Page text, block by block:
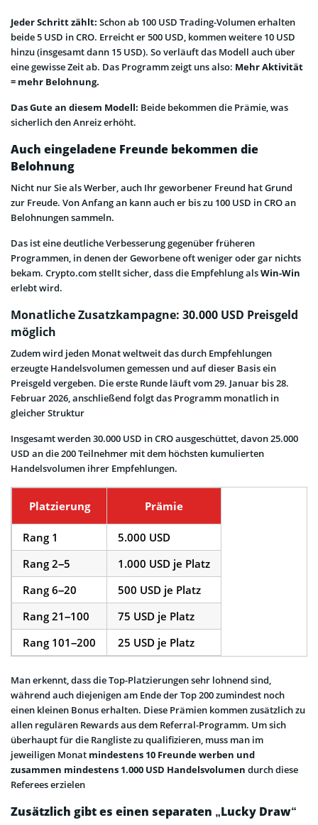
Jeder Schritt zählt: Schon ab 100 USD Trading-Volumen erhalten
beide 5 USD in CRO. Erreicht er 500 USD, kommen weitere 10 USD
hinzu (insgesamt dann 15 USD). So verläuft das Modell auch über
eine gewisse Zeit ab. Das Programm zeigt uns also: Mehr Aktivität
= mehr Belohnung.
Das Gute an diesem Modell: Beide bekommen die Prämie, was
sicherlich den Anreiz erhöht.
Auch eingeladene Freunde bekommen die
Belohnung
Nicht nur Sie als Werber, auch Ihr geworbener Freund hat Grund
zur Freude. Von Anfang an kann auch er bis zu 100 USD in CRO an
Belohnungen sammeln.
Das ist eine deutliche Verbesserung gegenüber früheren
Programmen, in denen der Geworbene oft weniger oder gar nichts
bekam. Crypto.com stellt sicher, dass die Empfehlung alsWin-Win
erlebt wird.
Monatliche Zusatzkampagne: 30.000 USD Preisgeld
möglich
Zudem wird jeden Monat weltweit das durch Empfehlungen
erzeugte Handelsvolumen gemessen und auf dieser Basis ein
Preisgeld vergeben. Die erste Runde läuft vom 29. Januar bis 28.
Februar 2026, anschließend folgt das Programm monatlich in
gleicher Struktur
Insgesamt werden 30.000 USD in CRO ausgeschüttet, davon 25.000
USD an die 200 Teilnehmer mit dem höchsten kumulierten
Handelsvolumen ihrer Empfehlungen.
Platzierung Prämie
Rang 1
5.000 USD
Rang 2–5
1.000 USD je Platz
Rang 6–20
500 USD je Platz
Rang 21–100
75 USD je Platz
Rang 101–200
25 USD je Platz
Man erkennt, dass die Top-Platzierungen sehr lohnend sind,
während auch diejenigen am Ende der Top 200 zumindest noch
einen kleinen Bonus erhalten. Diese Prämien kommen zusätzlich zu
allen regulären Rewards aus dem Referral-Programm. Um sich
überhaupt für die Rangliste zu qualifizieren, muss man im
jeweiligen Monat mindestens 10 Freunde werben und
zusammen mindestens 1.000 USD Handelsvolumen durch diese
Referees erzielen
Zusätzlich gibt es einen separaten „Lucky Draw“